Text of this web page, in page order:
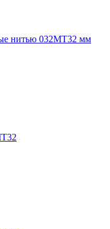
нитью 032МТ32 мм